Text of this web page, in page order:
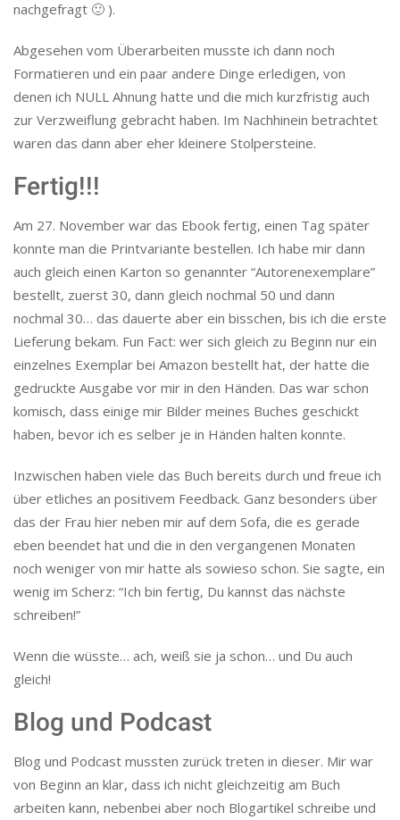
nachgefragt 🙂 ).
Abgesehen vom Überarbeiten musste ich dann noch
Formatieren und ein paar andere Dinge erledigen, von
denen ich NULL Ahnung hatte und die mich kurzfristig auch
zur Verzweiflung gebracht haben. Im Nachhinein betrachtet
waren das dann aber eher kleinere Stolpersteine.
Fertig!!!
Am 27. November war das Ebook fertig, einen Tag später
konnte man die Printvariante bestellen. Ich habe mir dann
auch gleich einen Karton so genannter “Autorenexemplare”
bestellt, zuerst 30, dann gleich nochmal 50 und dann
nochmal 30… das dauerte aber ein bisschen, bis ich die erste
Lieferung bekam. Fun Fact: wer sich gleich zu Beginn nur ein
einzelnes Exemplar bei Amazon bestellt hat, der hatte die
gedruckte Ausgabe vor mir in den Händen. Das war schon
komisch, dass einige mir Bilder meines Buches geschickt
haben, bevor ich es selber je in Händen halten konnte.
Inzwischen haben viele das Buch bereits durch und freue ich
über etliches an positivem Feedback. Ganz besonders über
das der Frau hier neben mir auf dem Sofa, die es gerade
eben beendet hat und die in den vergangenen Monaten
noch weniger von mir hatte als sowieso schon. Sie sagte, ein
wenig im Scherz: “Ich bin fertig, Du kannst das nächste
schreiben!”
Wenn die wüsste… ach, weiß sie ja schon… und Du auch
gleich!
Blog und Podcast
Blog und Podcast mussten zurück treten in dieser. Mir war
von Beginn an klar, dass ich nicht gleichzeitig am Buch
arbeiten kann, nebenbei aber noch Blogartikel schreibe und